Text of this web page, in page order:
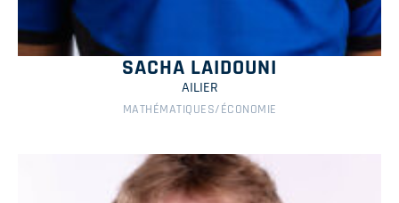
SACHA LAIDOUNI
AILIER
MATHÉMATIQUES/ÉCONOMIE